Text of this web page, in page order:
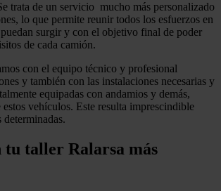
trata de un servicio mucho más personalizado
lo que permite reunir todos los esfuerzos en
puedan surgir y con el objetivo final de poder
de cada camión.
con el equipo técnico y profesional
y también con las instalaciones necesarias y
equipadas con andamios y demás,
vehículos. Este resulta imprescindible
determinadas.
tu taller Ralarsa más